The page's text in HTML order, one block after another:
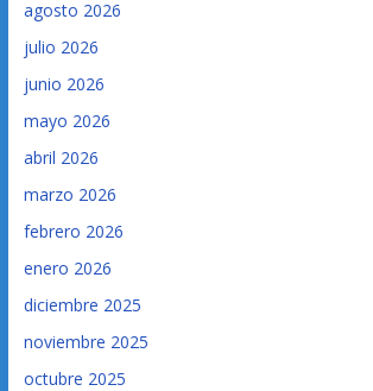
agosto 2026
julio 2026
junio 2026
mayo 2026
abril 2026
marzo 2026
febrero 2026
enero 2026
diciembre 2025
noviembre 2025
octubre 2025